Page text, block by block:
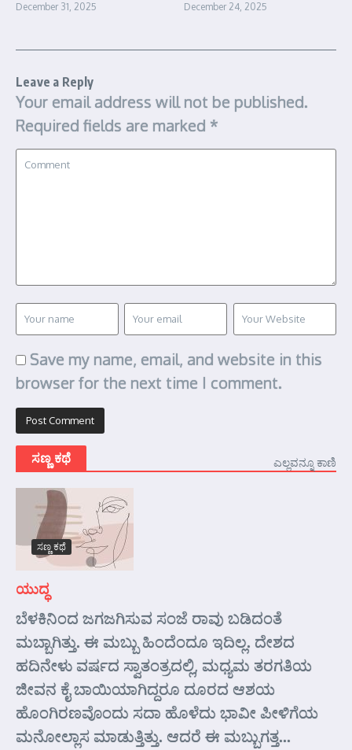
December 31, 2025 December 24, 2025
Leave a Reply
Your email address will not be published.
Required fields are marked *
Save my name, email, and website in this
browser for the next time I comment.
ಸಣ್ಣ ಕಥೆ ಎಲ್ಲವನ್ನೂ ಕಾಣಿ
ಸಣ್ಣ ಕಥೆ
ಯುದ್ಧ
ಬೆಳಕಿನಿಂದ ಜಗಜಗಿಸುವ ಸಂಜೆ ರಾವು ಬಡಿದಂತೆ
ಮಬ್ಬಾಗಿತ್ತು. ಈ ಮಬ್ಬು ಹಿಂದೆಂದೂ ಇದಿಲ್ಲ. ದೇಶದ
ಹದಿನೇಳು ವರ್ಷದ ಸ್ವಾತಂತ್ರದಲ್ಲಿ, ಮಧ್ಯಮ ತರಗತಿಯ
ಜೀವನ ಕೈ ಬಾಯಿಯಾಗಿದ್ದರೂ ದೂರದ ಆಶಯ
ಹೊಂಗಿರಣವೊಂದು ಸದಾ ಹೊಳೆದು ಭಾವೀ ಪೀಳಿಗೆಯ
ಮನೋಲ್ಲಾಸ ಮಾಡುತ್ತಿತ್ತು. ಆದರೆ ಈ ಮಬ್ಬುಗತ್ತ...